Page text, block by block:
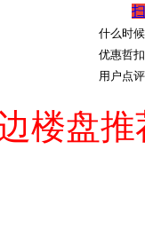
什么时
优惠哲扣
用户点评
楼盘推